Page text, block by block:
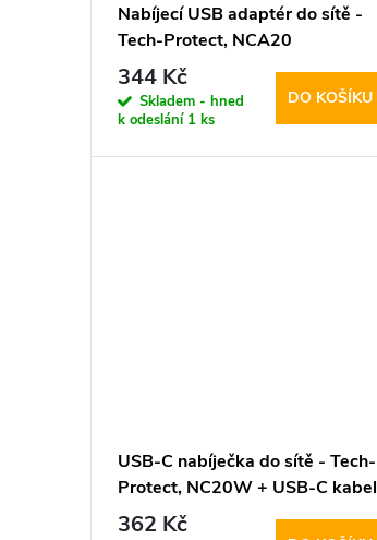
Nabíjecí USB adaptér do sítě -
Tech-Protect, NCA20
PD20W/QC3.0 + USB-C kabel
344 Kč
Skladem - hned
k odeslání 1 ks
DO KOŠÍKU
USB-C nabíječka do sítě - Tech-
Protect, NC20W + USB-C kabel
362 Kč